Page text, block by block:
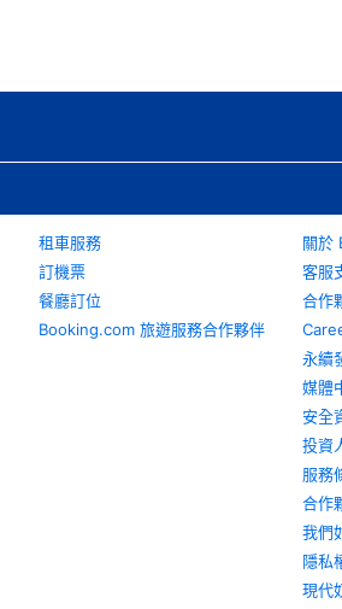
租車服務
訂機票
餐廳訂位
Booking.com 旅遊服務合作夥伴
關於
客服
合作
永續
媒體
安全
投資
服務
合作
我們
隱私
現代